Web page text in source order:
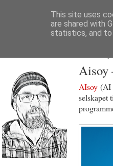
Aisoy
AIsoy (AI
selskapet
This site uses
are shared with
statistics, and to